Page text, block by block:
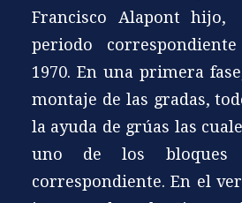
Francisco Alapont hijo,
periodo
1970. En una primera
montaje de las gradas,
la ayuda de grúas las
uno de los
correspondiente. En el